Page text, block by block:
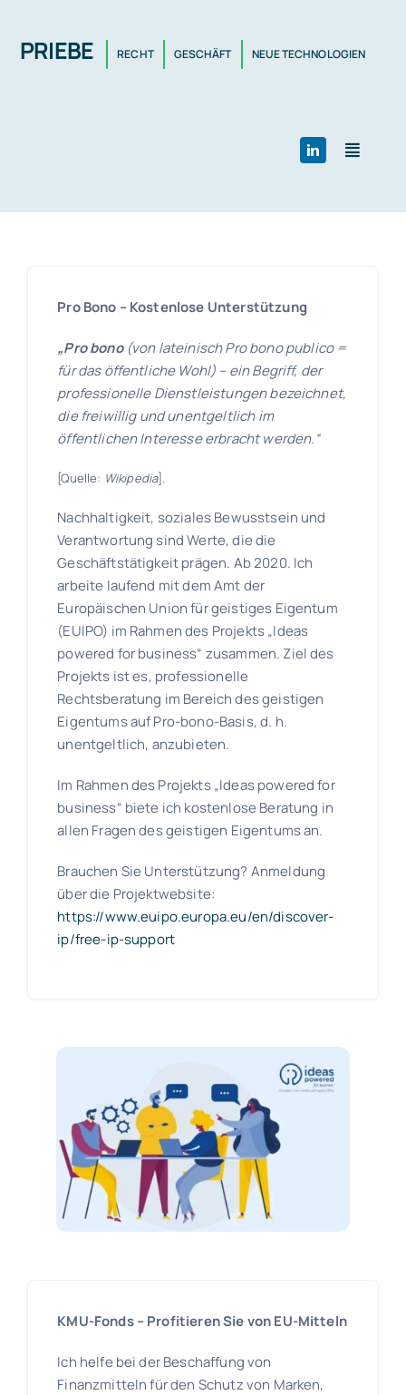
PRIEBE RECHT GESCHÄFT NEUE TECHNOLOGIEN
Toggle
Startseite
Team
Kontakt
Pro Bono – Kostenlose Unterstützung
„Pro bono(von lateinisch Pro bono publico =
für das öffentliche Wohl) – ein Begriff, der
professionelle Dienstleistungen bezeichnet,
die freiwillig und unentgeltlich im
öffentlichen Interesse erbracht werden.“
[Quelle: Wikipedia].
Nachhaltigkeit, soziales Bewusstsein und
Verantwortung sind Werte, die die
Geschäftstätigkeit prägen. Ab 2020. Ich
arbeite laufend mit dem Amt der
Europäischen Union für geistiges Eigentum
(EUIPO) im Rahmen des Projekts „Ideas
powered for business“ zusammen. Ziel des
Projekts ist es, professionelle
Rechtsberatung im Bereich des geistigen
Eigentums auf Pro-bono-Basis, d. h.
unentgeltlich, anzubieten.
Im Rahmen des Projekts „Ideas powered for
business“ biete ich kostenlose Beratung in
allen Fragen des geistigen Eigentums an.
Brauchen Sie Unterstützung? Anmeldung
über die Projektwebsite:
https://www.euipo.europa.eu/en/discover-
ip/free-ip-support
KMU-Fonds – Profitieren Sie von EU-Mitteln
Ich helfe bei der Beschaffung von
Finanzmitteln für den Schutz von Marken,